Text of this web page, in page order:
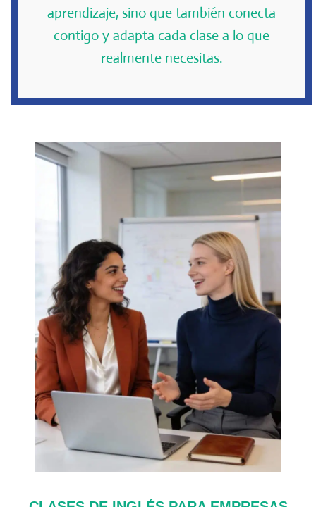
aprendizaje, sino que también conecta
contigo y adapta cada clase a lo que
realmente necesitas.